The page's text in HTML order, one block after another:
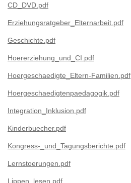
CD_DVD.pdf
Erziehungsratgeber_Elternarbeit.pdf
Geschichte.pdf
Hoererziehung_und_CI.pdf
Hoergeschaedigte_Eltern-Familien.pdf
Hoergeschaedigtenpaedagogik.pdf
Integration_Inklusion.pdf
Kinderbuecher.pdf
Kongress-_und_Tagungsberichte.pdf
Lernstoerungen.pdf
Lippen_lesen.pdf